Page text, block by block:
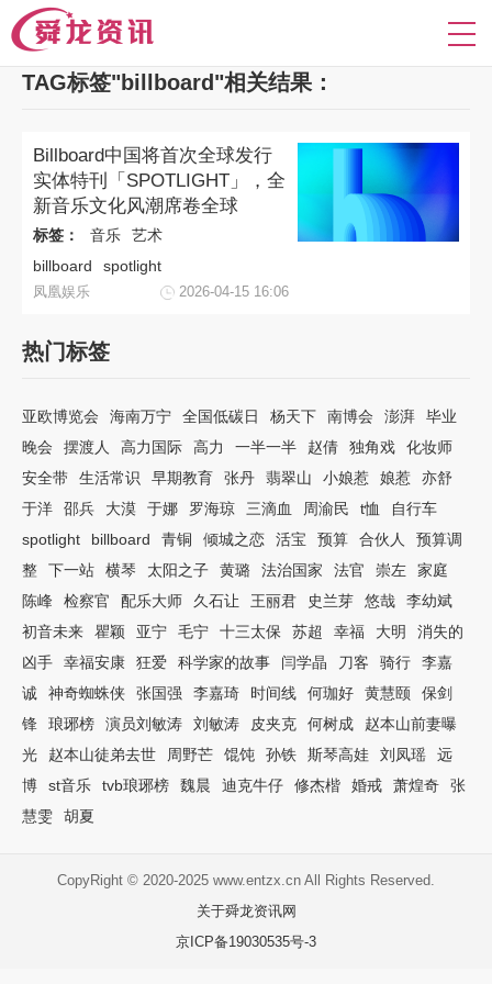
TAG标签"billboard"相关结果：
Billboard中国将首次全球发行
实体特刊「SPOTLIGHT」，全
新音乐文化风潮席卷全球
标签： 音乐
艺术
billboard
spotlight
凤凰娱乐 2026-04-15 16:06
热门标签
亚欧博览会 海南万宁 全国低碳日 杨天下 南博会 澎湃
毕业
晚会
摆渡人 高力国际 高力 一半一半 赵倩 独角戏
化妆师
安全带
生活常识 早期教育 张丹 翡翠山 小娘惹 娘惹
亦舒
于洋
邵兵 大漠 于娜 罗海琼 三滴血 周渝民 t恤
自行车
spotlight
billboard 青铜 倾城之恋 活宝 预算 合伙人
预算调
整
下一站 横琴 太阳之子 黄璐 法治国家 法官 崇左
家庭
陈峰
检察官 配乐大师 久石让 王丽君 史兰芽 悠哉
李幼斌
初音未来
瞿颖 亚宁 毛宁 十三太保 苏超 幸福 大明
消失的
凶手
幸福安康 狂爱 科学家的故事 闫学晶 刀客 骑行
李嘉
诚
神奇蜘蛛侠 张国强 李嘉琦 时间线 何珈好 黄慧颐
保剑
锋
琅琊榜 演员刘敏涛 刘敏涛 皮夹克 何树成
赵本山前妻曝
光
赵本山徒弟去世 周野芒 馄饨 孙铁 斯琴高娃 刘凤瑶
远
博
st音乐 tvb琅琊榜 魏晨 迪克牛仔 修杰楷 婚戒 萧煌奇
张
慧雯
胡夏
CopyRight © 2020-2025 www.entzx.cn All Rights Reserved.
关于舜龙资讯网
京ICP备19030535号-3